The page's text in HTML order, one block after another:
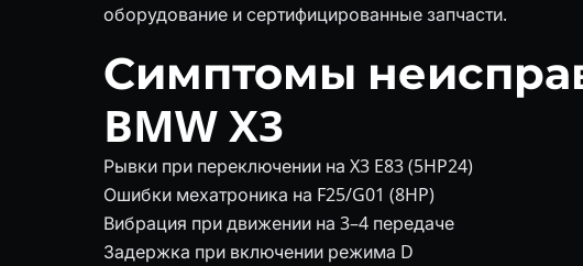
оборудование и сертифицированные запчасти.
Симптомы
BMW X3
Рывки при переключении на X3 E83 (5HP24)
Ошибки мехатроника на F25/G01 (8HP)
Вибрация при движении на 3–4 передаче
Задержка при включении режима D